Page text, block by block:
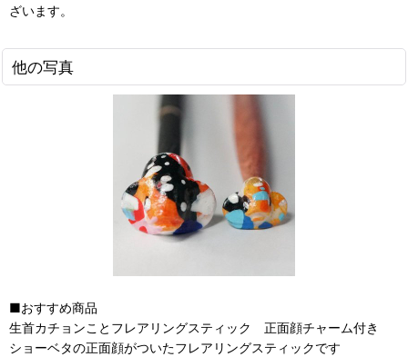
ざいます。
他の写真
■おすすめ商品
生首カチョンことフレアリングスティック 正面顔チャーム付き
ショーベタの正面顔がついたフレアリングスティックです